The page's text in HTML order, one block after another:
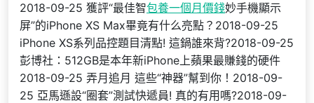
2018-09-25 獲評“最佳智包養一個月價錢妙手機顯示
屏”的iPhone XS Max畢竟有什么亮點？2018-09-25
iPhone XS系列品控題目清點! 這鍋誰來背?2018-09-25
彭博社：512GB是本年新iPhone上蘋果最賺錢的硬件
2018-09-25 弄月追月 這些“神器”幫到你！2018-09-
25 亞馬遜設“圈套”測試快遞員! 真的有用嗎?2018-09-